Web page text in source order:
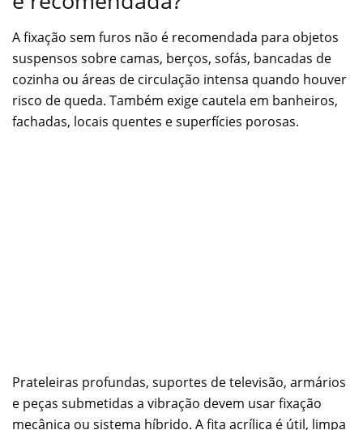
A fixação sem furos não é recomendada para objetos
suspensos sobre camas, berços, sofás, bancadas de
cozinha ou áreas de circulação intensa quando houver
risco de queda. Também exige cautela em banheiros,
fachadas, locais quentes e superfícies porosas.
Prateleiras profundas, suportes de televisão, armários
e peças submetidas a vibração devem usar fixação
mecânica ou sistema híbrido. A fita acrílica é útil, limpa